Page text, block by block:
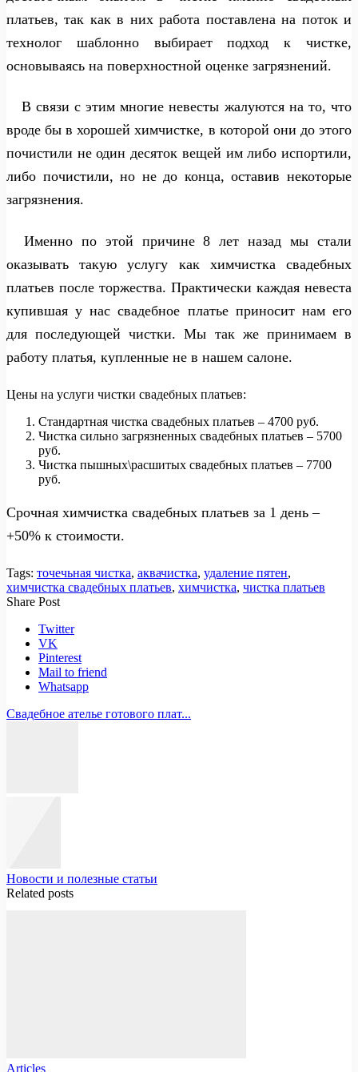
платьев, так как в них работа поставлена на поток и
технолог шаблонно выбирает подход к чистке,
основываясь на поверхностной оценке загрязнений.
В связи с этим многие невесты жалуются на то, что
вроде бы в хорошей химчистке, в которой они до этого
почистили не один десяток вещей им либо испортили,
либо почистили, но не до конца, оставив некоторые
загрязнения.
Именно по этой причине 8 лет назад мы стали
оказывать такую услугу как химчистка свадебных
платьев после торжества. Практически каждая невеста
купившая у нас свадебное платье приносит нам его
для последующей чистки. Мы так же принимаем в
работу платья, купленные не в нашем салоне.
Цены на услуги чистки свадебных платьев:
Стандартная чистка свадебных платьев – 4700 руб.
Чистка сильно загрязненных свадебных платьев – 5700
руб.
Чистка пышных\расшитых свадебных платьев – 7700
руб.
Срочная химчистка свадебных платьев за 1 день –
+50% к стоимости.
Tags: точечьная чистка, аквачистка, удаление пятен,
химчистка свадебных платьев, химчистка, чистка платьев
Share Post
Twitter
VK
Pinterest
Mail to friend
Whatsapp
Свадебное ателье готового плат...
Новости и полезные статьи
Related posts
Articles